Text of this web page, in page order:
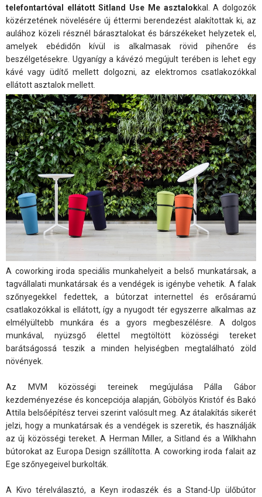
telefontartóval ellátott Sitland Use Me asztalokkal. A dolgozók
közérzetének növelésére új éttermi berendezést alakítottak ki, az
aulához közeli résznél bárasztalokat és bárszékeket helyzetek el,
amelyek ebédidőn kívül is alkalmasak rövid pihenőre és
beszélgetésekre. Ugyanígy a kávézó megújult terében is lehet egy
kávé vagy üdítő mellett dolgozni, az elektromos csatlakozókkal
ellátott asztalok mellett.
A coworking iroda speciális munkahelyeit a belső munkatársak, a
tagvállalati munkatársak és a vendégek is igénybe vehetik. A falak
szőnyegekkel fedettek, a bútorzat internettel és erősáramú
csatlakozókkal is ellátott, így a nyugodt tér egyszerre alkalmas az
elmélyültebb munkára és a gyors megbeszélésre. A dolgos
munkával, nyüzsgő élettel megtöltött közösségi tereket
barátságossá teszik a minden helyiségben megtalálható zöld
növények.
Az MVM közösségi tereinek megújulása Pálla Gábor
kezdeményezése és koncepciója alapján, Göbölyös Kristóf és Bakó
Attila belsőépítész tervei szerint valósult meg. Az átalakítás sikerét
jelzi, hogy a munkatársak és a vendégek is szeretik, és használják
az új közösségi tereket. A Herman Miller, a Sitland és a Wilkhahn
bútorokat az Europa Design szállította. A coworking iroda falait az
Ege szőnyegeivel burkolták.
A Kivo térelválasztó, a Keyn irodaszék és a Stand-Up ülőbútor